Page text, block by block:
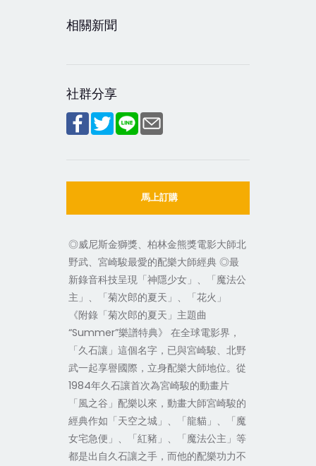
相關新聞
社群分享
馬上訂購
◎威尼斯金獅獎、柏林金熊獎電影大師北
野武、宮崎駿最愛的配樂大師經典 ◎最
新錄音科技呈現「神隱少女」、「魔法公
主」、「菊次郎的夏天」、「花火」
《附錄「菊次郎的夏天」主題曲
“Summer”樂譜特典》 在全球電影界，
「久石讓」這個名字，已與宮崎駿、北野
武一起享譽國際，立身配樂大師地位。從
1984年久石讓首次為宮崎駿的動畫片
「風之谷」配樂以來，動畫大師宮崎駿的
經典作如「天空之城」、「龍貓」、「魔
女宅急便」、「紅豬」、「魔法公主」等
都是出自久石讓之手，而他的配樂功力不